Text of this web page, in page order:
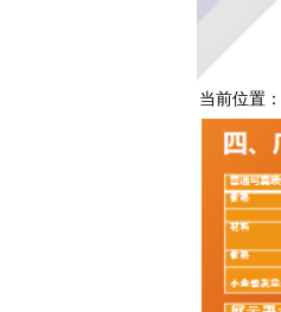
当前位置：